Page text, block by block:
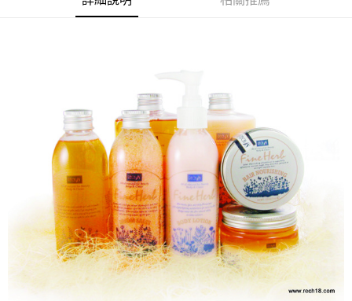
結帳頁面，進行簡訊認證並確認金額後，即可完成結帳。
２．訂單成立數日內，您將收到繳費通知簡訊。
３．收到繳費通知簡訊後14天內，點擊此簡訊中的連結，可透過四大超商／
ATM／網路銀行／等多元方式進行付款，方視為交易完成。
※ 請注意：結帳手續完成當下不需立刻繳費，但若您需要取消訂單，請聯絡
購買商品的店家。未經商家同意取消之訂單仍視為有效，需透過AFTEE先享
後付繳納相關費用。
※ 交易是否成功請以「AFTEE先享後付 」之結帳頁面顯示為準，若有關於
是否繳費成功／繳費後需取消欲退款等相關疑問，請聯繫「AFTEE先享後付
客戶支援中心」
https://netprotections.freshdesk.com/support/home
【注意事項】
１．透過由恩沛科技股份有限公司提供之「AFTEE先享後付」服務完成之交
易，需依本服務之必要範圍內提供個人資料，並將交易相關給付款項請求債
權轉讓予恩沛科技股份有限公司。
每筆NT$150，滿NT$1,200(含以上)免運費
每筆NT$150，滿NT$1,200(含以上)免運費